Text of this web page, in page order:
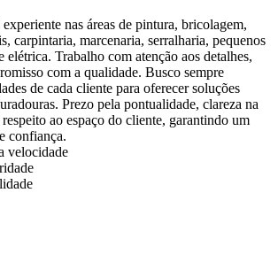
nas áreas de pintura, bricolagem,
carpintaria, marcenaria, serralharia, pequenos
elétrica. Trabalho com atenção aos detalhes,
com a qualidade. Busco sempre
de cada cliente para oferecer soluções
Prezo pela pontualidade, clareza na
ao espaço do cliente, garantindo um
confiança.
velocidade